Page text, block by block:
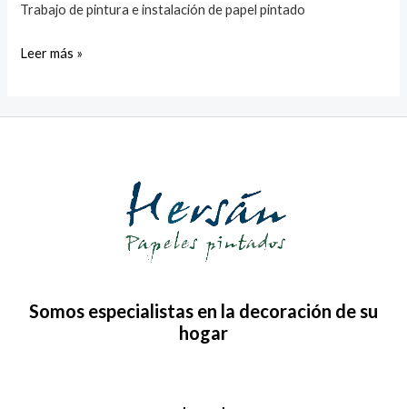
Trabajo de pintura e instalación de papel pintado
Leer más »
Somos especialistas en la decoración de su
hogar